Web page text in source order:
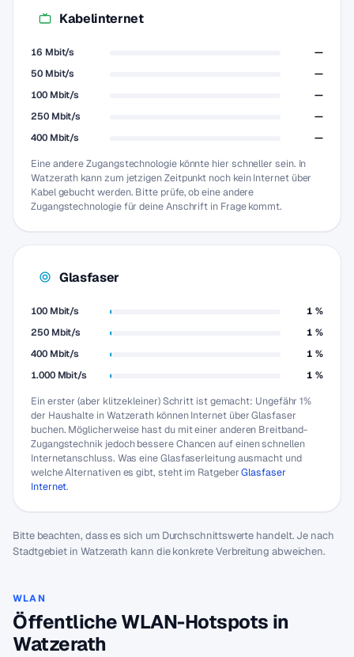
Kabelinternet
16 Mbit/s
—
50 Mbit/s
—
100 Mbit/s
—
250 Mbit/s
—
400 Mbit/s
—
Eine andere Zugangstechnologie könnte hier schneller sein. In
Watzerath kann zum jetzigen Zeitpunkt noch kein Internet über
Kabel gebucht werden. Bitte prüfe, ob eine andere
Zugangstechnologie für deine Anschrift in Frage kommt.
Glasfaser
100 Mbit/s
1 %
250 Mbit/s
1 %
400 Mbit/s
1 %
1.000 Mbit/s
1 %
Ein erster (aber klitzekleiner) Schritt ist gemacht: Ungefähr 1%
der Haushalte in Watzerath können Internet über Glasfaser
buchen. Möglicherweise hast du mit einer anderen Breitband-
Zugangstechnik jedoch bessere Chancen auf einen schnellen
Internetanschluss. Was eine Glasfaserleitung ausmacht und
welche Alternativen es gibt, steht im RatgeberGlasfaser
Internet.
Bitte beachten, dass es sich um Durchschnittswerte handelt. Je nach
Stadtgebiet in Watzerath kann die konkrete Verbreitung abweichen.
WLAN
Öffentliche WLAN-Hotspots in
Watzerath